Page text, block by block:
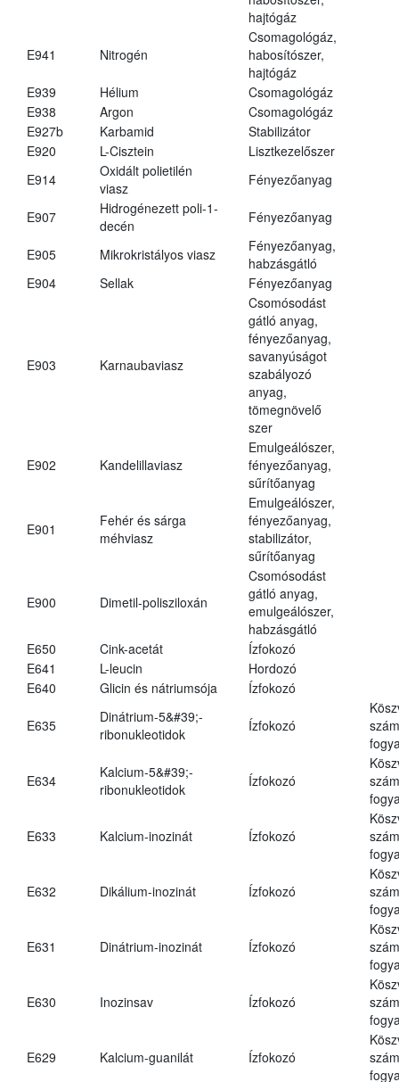
hajtógáz
E941 Nitrogén
Csomagológáz,
habosítószer,
hajtógáz
E939
Hélium
Csomagológáz
E938
Argon
Csomagológáz
E927b
Karbamid
Stabilizátor
E920
L-Cisztein
Lisztkezelőszer
E914
Oxidált polietilén
viasz
Fényezőanyag
E907
Hidrogénezett poli-1-
decén
Fényezőanyag
E905 Mikrokristályos viasz
Fényezőanyag,
habzásgátló
E904
Sellak Fényezőanyag
E903 Karnaubaviasz
Csomósodást
gátló anyag,
fényezőanyag,
savanyúságot
szabályozó
anyag,
tömegnövelő
szer
E902 Kandelillaviasz
Emulgeálószer,
fényezőanyag,
sűrítőanyag
E901
Fehér és sárga
méhviasz
Emulgeálószer,
fényezőanyag,
stabilizátor,
sűrítőanyag
E900 Dimetil-polisziloxán
Csomósodást
gátló anyag,
emulgeálószer,
habzásgátló
E650
Cink-acetát
Ízfokozó
E641
L-leucin
Hordozó
E640
Glicin és nátriumsója Ízfokozó
E635
Dinátrium-5&#39;-
ribonukleotidok
Ízfokozó
E634
Kalcium-5&#39;-
ribonukleotidok
Ízfokozó
E633 Kalcium-inozinát Ízfokozó
E632 Dikálium-inozinát Ízfokozó
E631 Dinátrium-inozinát Ízfokozó
E630 Inozinsav Ízfokozó
E629 Kalcium-guanilát Ízfokozó